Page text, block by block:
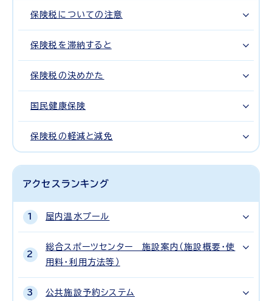
保険税についての注意
保険税を滞納すると
保険税の決めかた
国民健康保険
保険税の軽減と減免
アクセスランキング
屋内温水プール
総合スポーツセンター 施設案内（施設概要・使
用料・利用方法等）
公共施設予約システム